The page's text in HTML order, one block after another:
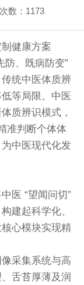
数： 1173
健康方案
防、既病防变”
统中医体质辨
等局限。中医
质辨识模式，
准判断个体体
中医现代化发
医 “望闻问切”
建起科学化、
心模块实现精
采集系统与高
舌苔厚薄及润